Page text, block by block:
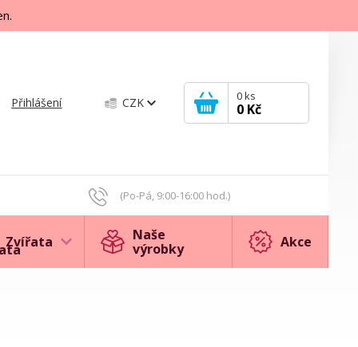
CZK
Přihlášení
(Po-Pá, 9:00-16:00 hod.)
0ks
0 Kč
Zvířata
Naše
výrobky
Akce